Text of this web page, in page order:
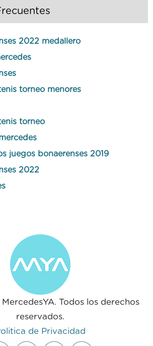
2022 medallero
torneo menores
torneo
juegos bonaerenses 2019
2022
Todos los derechos
reservados.
de Privacidad